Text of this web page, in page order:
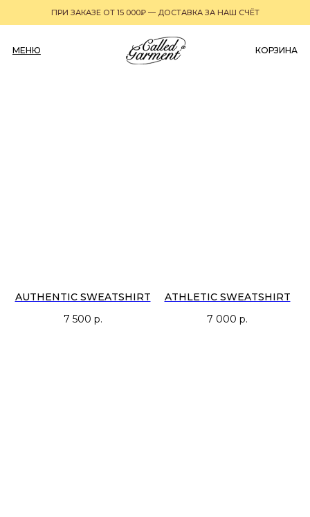
КОРЗИНА
МЕНЮ
ПРИ ЗАКАЗЕ ОТ 15 000₽ — ДОСТАВКА ЗА НАШ СЧЁТ
AUTHENTIC SWEATSHIRT
7 500 р.
ATHLETIC SWEATSHIRT
7 000 р.